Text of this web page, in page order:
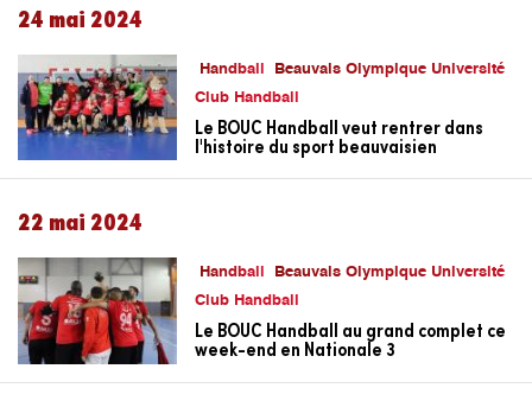
24 mai 2024
Handball
Beauvais Olympique Université
Club Handball
Le BOUC Handball veut rentrer dans
l'histoire du sport beauvaisien
22 mai 2024
Handball
Beauvais Olympique Université
Club Handball
Le BOUC Handball au grand complet ce
week-end en Nationale 3